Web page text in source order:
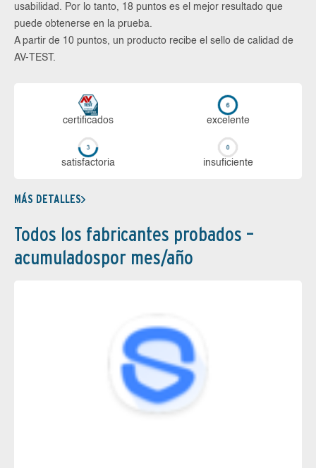
usabilidad. Por lo tanto, 18 puntos es el mejor resultado que
puede obtenerse en la prueba.
A partir de 10 puntos, un producto recibe el sello de calidad de
AV-TEST.
certi­ficados ex­ce­len­te
sa­tis­fac­to­ria in­su­fi­cien­te
MÁS DETALLES
Todos los fabricantes probados –
acumuladospor mes/año